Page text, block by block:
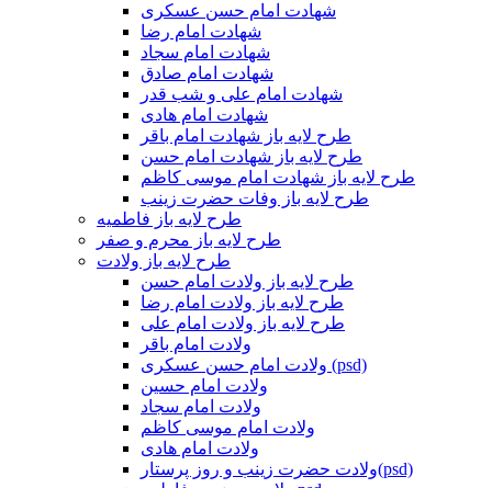
شهادت امام حسن عسکری
شهادت امام رضا
شهادت امام سجاد
شهادت امام صادق
شهادت امام علی و شب قدر
شهادت امام هادی
طرح لایه باز شهادت امام باقر
طرح لایه باز شهادت امام حسن
طرح لایه باز شهادت امام موسی کاظم
طرح لایه باز وفات حضرت زینب
طرح لایه باز فاطمیه
طرح لایه باز محرم و صفر
طرح لایه باز ولادت
طرح لایه باز ولادت امام حسن
طرح لایه باز ولادت امام رضا
طرح لایه باز ولادت امام علی
ولادت امام باقر
ولادت امام حسن عسکری (psd)
ولادت امام حسین
ولادت امام سجاد
ولادت امام موسی کاظم
ولادت امام هادی
ولادت حضرت زینب و روز پرستار(psd)